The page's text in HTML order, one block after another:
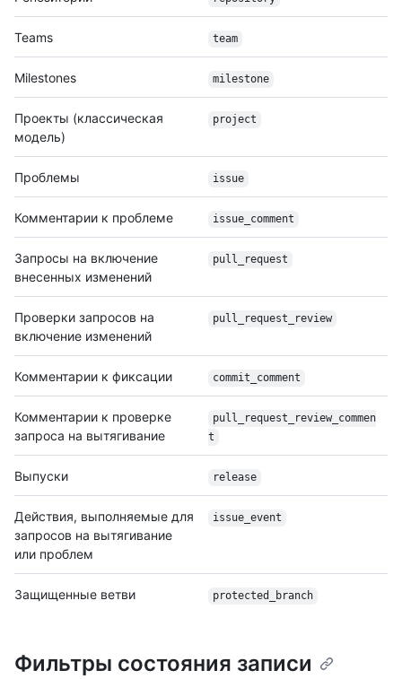
Teams team
Milestones milestone
Проекты (классическая
модель)
project
Проблемы issue
Комментарии к проблеме issue_comment
Запросы на включение
внесенных изменений
pull_request
Проверки запросов на
включение изменений
pull_request_review
Комментарии к фиксации commit_comment
Комментарии к проверке
запроса на вытягивание
pull_request_review_commen
t
Выпуски release
Действия, выполняемые для
запросов на вытягивание
или проблем
issue_event
Защищенные ветви protected_branch
Фильтры состояния записи